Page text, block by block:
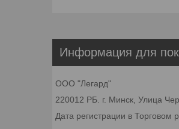
Информация для
ООО "Легард"
220012 РБ. г. Минск, Улица
Дата регистрации в Торговом